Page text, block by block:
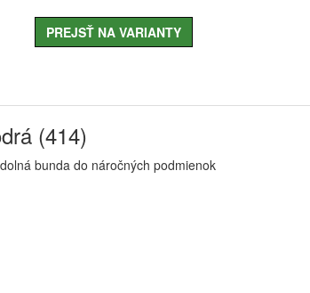
PREJSŤ NA VARIANTY
(414)
bunda do náročných podmienok